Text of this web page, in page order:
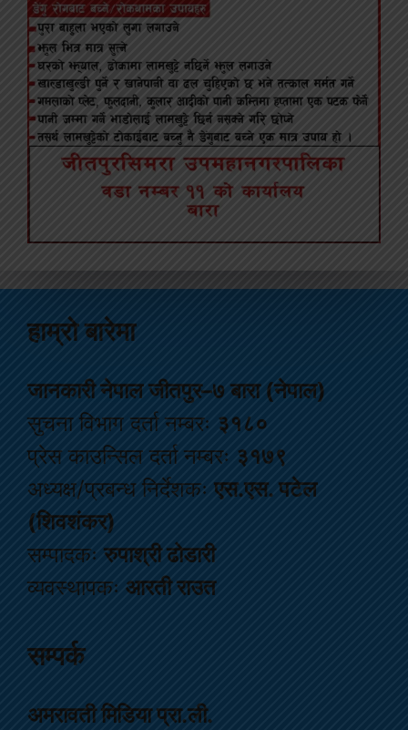
हाम्रो बारेमा
जानकारी नेपाल जीतपुर–७ बारा (नेपाल)
सुचना विभाग दर्ता नम्बरः ३१८०
प्रेस काउन्सिल दर्ता नम्बरः ३१७९
अध्यक्ष/प्रबन्ध निर्देशकः एस.एस. पटेल
(शिवशंकर)
सम्पादकः रुपाश्री ढोडारी
व्यवस्थापकः आरती राउत
सम्पर्क
अमरावती मिडिया प्रा.ली.